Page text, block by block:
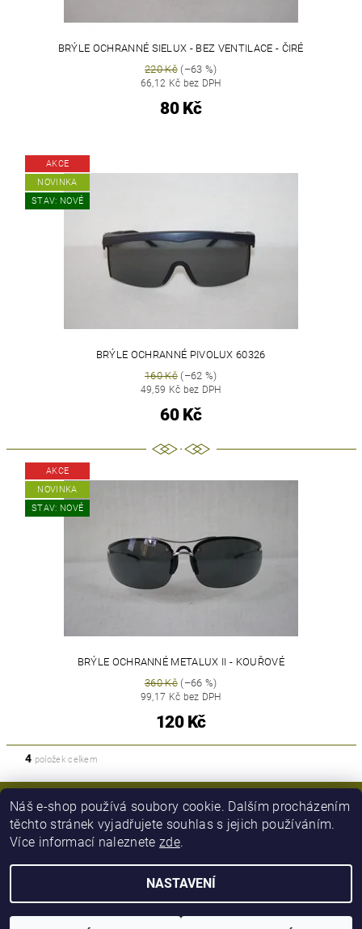
BRÝLE OCHRANNÉ SIELUX - BEZ VENTILACE - ČIRÉ
220 Kč(–63 %)
66,12 Kč bez DPH
80 Kč
AKCE
NOVINKA
STAV: NOVÉ
BRÝLE OCHRANNÉ PIVOLUX 60326
160 Kč(–62 %)
49,59 Kč bez DPH
60 Kč
AKCE
NOVINKA
STAV: NOVÉ
BRÝLE OCHRANNÉ METALUX II - KOUŘOVÉ
360 Kč(–66 %)
99,17 Kč bez DPH
120 Kč
4 položek celkem
2026 © Army Zboží, všechna práva vyhrazena
Náš e-shop používá soubory cookie. Dalším procházením
těchto stránek vyjadřujete souhlas s jejich používáním.
Více informací naleznetezde.
NASTAVENÍ